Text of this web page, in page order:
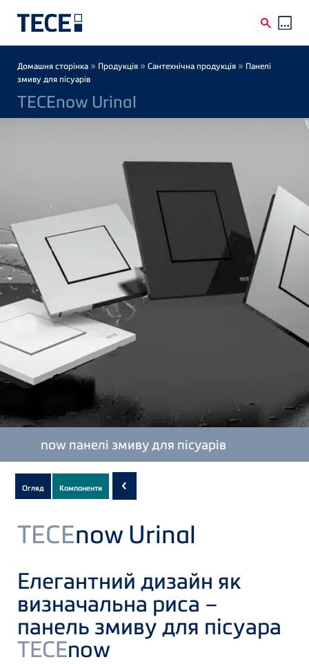
Breadcrumb
Домашня сторінка » Продукція » Сантехнічна продукція » Панелі
змиву для пісуарів
TECEnow Urinal
now панелі змиву для пісуарів
Subnavigation
of
current
Product
Огляд Компоненти ‹
TECEnow Urinal
Елегантний дизайн як
визначальна риса –
панель змиву для пісуара
TECEnow